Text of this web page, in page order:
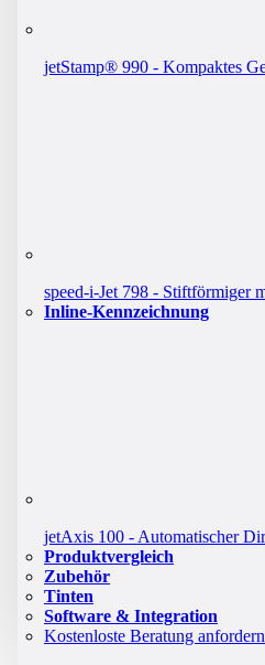
jetStamp® 990 - Kompaktes
speed-i-Jet 798 - Stiftförmiger
Inline-Kennzeichnung
jetAxis 100 - Automatischer
Produktvergleich
Zubehör
Tinten
Software & Integration
Kostenloste Beratung anfordern